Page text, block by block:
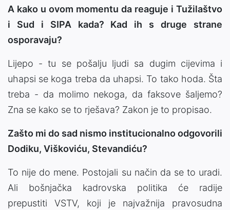
A kako u ovom momentu da reaguje i Tužilaštvo
i Sud i SIPA kada? Kad ih s druge strane
osporavaju?
Lijepo - tu se pošalju ljudi sa dugim cijevima i
uhapsi se koga treba da uhapsi. To tako hoda. Šta
treba - da molimo nekoga, da faksove šaljemo?
Zna se kako se to rješava? Zakon je to propisao.
Zašto mi do sad nismo institucionalno odgovorili
Dodiku, Viškoviću, Stevandiću?
To nije do mene. Postojali su način da se to uradi.
Ali bošnjačka kadrovska politika će radije
prepustiti VSTV, koji je najvažnija pravosudna